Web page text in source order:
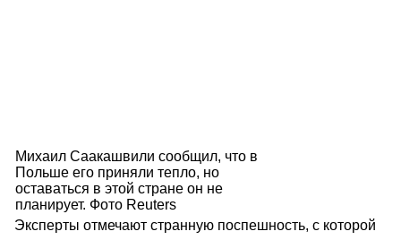
Михаил Саакашвили сообщил, что в
Польше его приняли тепло, но
оставаться в этой стране он не
планирует. Фото Reuters
Эксперты отмечают странную поспешность, с которой